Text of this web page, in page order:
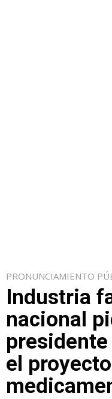
PRONUNCIAMIENTO
Industria
nacional
presidente
el